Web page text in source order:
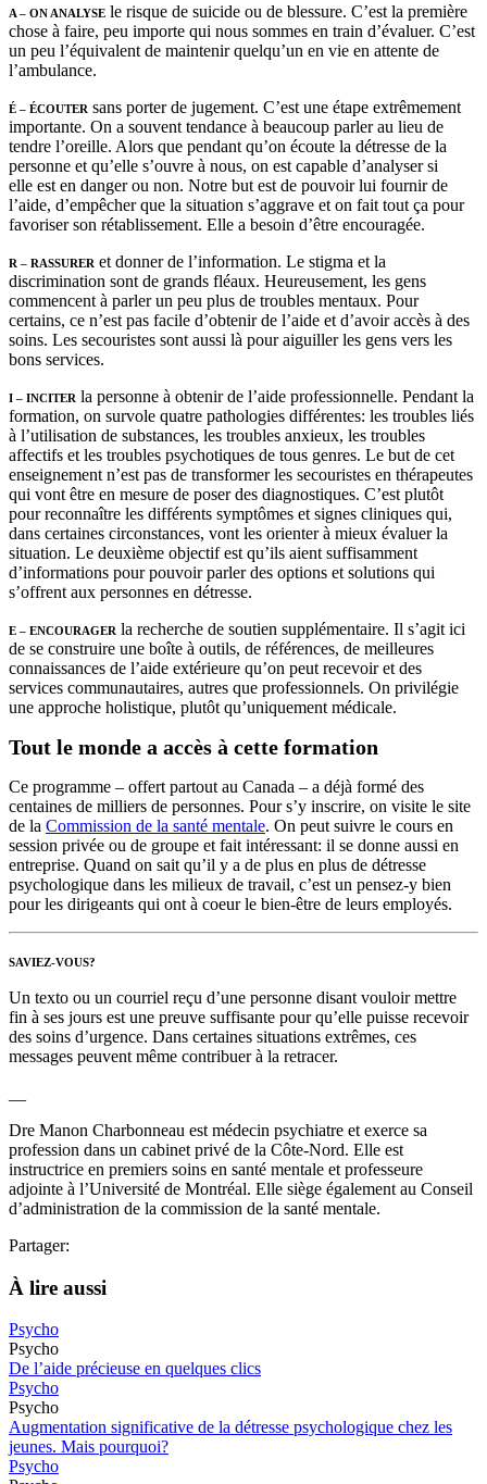
A – ON ANALYSE le risque de suicide ou de blessure. C’est la première
chose à faire, peu importe qui nous sommes en train d’évaluer. C’est
un peu l’équivalent de maintenir quelqu’un en vie en attente de
l’ambulance.
É – ÉCOUTER sans porter de jugement. C’est une étape extrêmement
importante. On a souvent tendance à beaucoup parler au lieu de
tendre l’oreille. Alors que pendant qu’on écoute la détresse de la
personne et qu’elle s’ouvre à nous, on est capable d’analyser si
elle est en danger ou non. Notre but est de pouvoir lui fournir de
l’aide, d’empêcher que la situation s’aggrave et on fait tout ça pour
favoriser son rétablissement. Elle a besoin d’être encouragée.
R – RASSURER et donner de l’information. Le stigma et la
discrimination sont de grands fléaux. Heureusement, les gens
commencent à parler un peu plus de troubles mentaux. Pour
certains, ce n’est pas facile d’obtenir de l’aide et d’avoir accès à des
soins. Les secouristes sont aussi là pour aiguiller les gens vers les
bons services.
I – INCITER la personne à obtenir de l’aide professionnelle. Pendant la
formation, on survole quatre pathologies différentes: les troubles liés
à l’utilisation de substances, les troubles anxieux, les troubles
affectifs et les troubles psychotiques de tous genres. Le but de cet
enseignement n’est pas de transformer les secouristes en thérapeutes
qui vont être en mesure de poser des diagnostiques. C’est plutôt
pour reconnaître les différents symptômes et signes cliniques qui,
dans certaines circonstances, vont les orienter à mieux évaluer la
situation. Le deuxième objectif est qu’ils aient suffisamment
d’informations pour pouvoir parler des options et solutions qui
s’offrent aux personnes en détresse.
E – ENCOURAGER la recherche de soutien supplémentaire. Il s’agit ici
de se construire une boîte à outils, de références, de meilleures
connaissances de l’aide extérieure qu’on peut recevoir et des
services communautaires, autres que professionnels. On privilégie
une approche holistique, plutôt qu’uniquement médicale.
Tout le monde a accès à cette formation
Ce programme – offert partout au Canada – a déjà formé des
centaines de milliers de personnes. Pour s’y inscrire, on visite le site
de la Commission de la santé mentale. On peut suivre le cours en
session privée ou de groupe et fait intéressant: il se donne aussi en
entreprise. Quand on sait qu’il y a de plus en plus de détresse
psychologique dans les milieux de travail, c’est un pensez-y bien
pour les dirigeants qui ont à coeur le bien-être de leurs employés.
SAVIEZ-VOUS?
Un texto ou un courriel reçu d’une personne disant vouloir mettre
fin à ses jours est une preuve suffisante pour qu’elle puisse recevoir
des soins d’urgence. Dans certaines situations extrêmes, ces
messages peuvent même contribuer à la retracer.
Dre Manon Charbonneau est médecin psychiatre et exerce sa
profession dans un cabinet privé de la Côte-Nord. Elle est
instructrice en premiers soins en santé mentale et professeure
adjointe à l’Université de Montréal. Elle siège également au Conseil
d’administration de la commission de la santé mentale.
Partager:
À lire aussi
Psycho
Psycho
De l’aide précieuse en quelques clics
Psycho
Psycho
Augmentation significative de la détresse psychologique chez les
jeunes. Mais pourquoi?
Psycho